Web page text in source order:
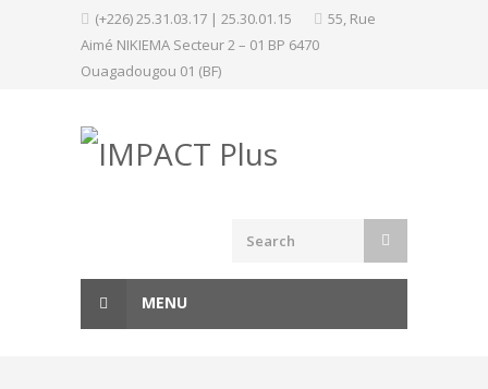
(+226) 25.31.03.17 | 25.30.01.15
55, Rue
Aimé NIKIEMA Secteur 2 – 01 BP 6470
Ouagadougou 01 (BF)
MENU